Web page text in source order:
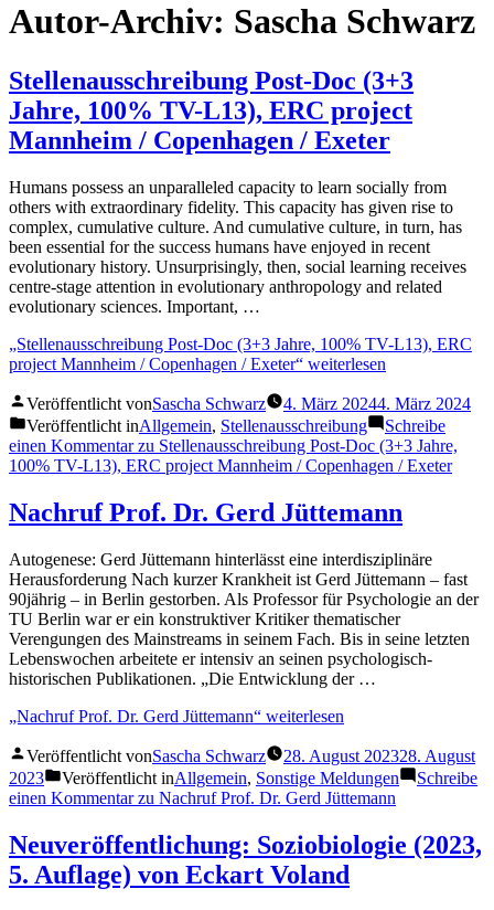
Autor-Archiv: Sascha Schwarz
Stellenausschreibung Post-Doc (3+3
Jahre, 100% TV-L13), ERC project
Mannheim / Copenhagen / Exeter
Humans possess an unparalleled capacity to learn socially from
others with extraordinary fidelity. This capacity has given rise to
complex, cumulative culture. And cumulative culture, in turn, has
been essential for the success humans have enjoyed in recent
evolutionary history. Unsurprisingly, then, social learning receives
centre-stage attention in evolutionary anthropology and related
evolutionary sciences. Important, …
„Stellenausschreibung Post-Doc (3+3 Jahre, 100% TV-L13), ERC
project Mannheim / Copenhagen / Exeter“ weiterlesen
Veröffentlicht vonSascha Schwarz 4. März 20244. März 2024
Veröffentlicht inAllgemein, Stellenausschreibung
Schreibe
einen Kommentarzu Stellenausschreibung Post-Doc (3+3 Jahre,
100% TV-L13), ERC project Mannheim / Copenhagen / Exeter
Nachruf Prof. Dr. Gerd Jüttemann
Autogenese: Gerd Jüttemann hinterlässt eine interdisziplinäre
Herausforderung Nach kurzer Krankheit ist Gerd Jüttemann – fast
90jährig – in Berlin gestorben. Als Professor für Psychologie an der
TU Berlin war er ein konstruktiver Kritiker thematischer
Verengungen des Mainstreams in seinem Fach. Bis in seine letzten
Lebenswochen arbeitete er intensiv an seinen psychologisch-
historischen Publikationen. „Die Entwicklung der …
„Nachruf Prof. Dr. Gerd Jüttemann“ weiterlesen
Veröffentlicht vonSascha Schwarz 28. August 202328. August
2023
Veröffentlicht inAllgemein, Sonstige Meldungen
Schreibe
einen Kommentarzu Nachruf Prof. Dr. Gerd Jüttemann
Neuveröffentlichung: Soziobiologie (2023,
5. Auflage) von Eckart Voland